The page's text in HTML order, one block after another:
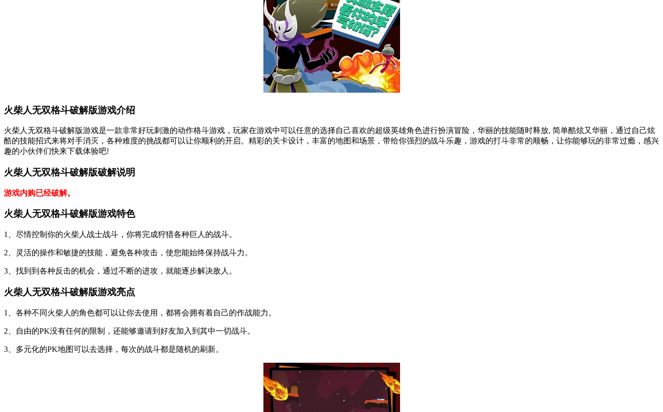
火柴人无双格斗破解版游戏介绍
火柴人无双格斗破解版游戏是一款非常好玩刺激的动作格斗游戏，玩家在游戏中可以任意的选择自己喜欢的超级英雄角色进行扮演冒险，华丽的技能随时释放, 简单酷炫又华丽，通过自己炫
酷的技能招式来将对手消灭，各种难度的挑战都可以让你顺利的开启。精彩的关卡设计，丰富的地图和场景，带给你强烈的战斗乐趣，游戏的打斗非常的顺畅，让你能够玩的非常过瘾，感兴
趣的小伙伴们快来下载体验吧!
火柴人无双格斗破解版破解说明
游戏内购已经破解。
火柴人无双格斗破解版游戏特色
1、尽情控制你的火柴人战士战斗，你将完成狩猎各种巨人的战斗。
2、灵活的操作和敏捷的技能，避免各种攻击，使您能始终保持战斗力。
3、找到到各种反击的机会，通过不断的进攻，就能逐步解决敌人。
火柴人无双格斗破解版游戏亮点
1、各种不同火柴人的角色都可以让你去使用，都将会拥有着自己的作战能力。
2、自由的PK没有任何的限制，还能够邀请到好友加入到其中一切战斗。
3、多元化的PK地图可以去选择，每次的战斗都是随机的刷新。